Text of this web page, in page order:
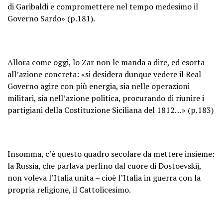
di Garibaldi e compromettere nel tempo medesimo il
Governo Sardo» (p.181).
Allora come oggi, lo Zar non le manda a dire, ed esorta
all’azione concreta: «si desidera dunque vedere il Real
Governo agire con più energia, sia nelle operazioni
militari, sia nell’azione politica, procurando di riunire i
partigiani della Costituzione Siciliana del 1812…» (p.183)
Insomma, c’è questo quadro secolare da mettere insieme:
la Russia, che parlava perfino dal cuore di Dostoevskij,
non voleva l’Italia unita – cioè l’Italia in guerra con la
propria religione, il Cattolicesimo.